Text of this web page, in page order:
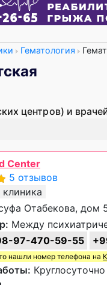
Гематология
центров) и
Center
5 отзывов
клиника
Отабекова, дом
Между
97-470-59-55
нашли номер телефона на